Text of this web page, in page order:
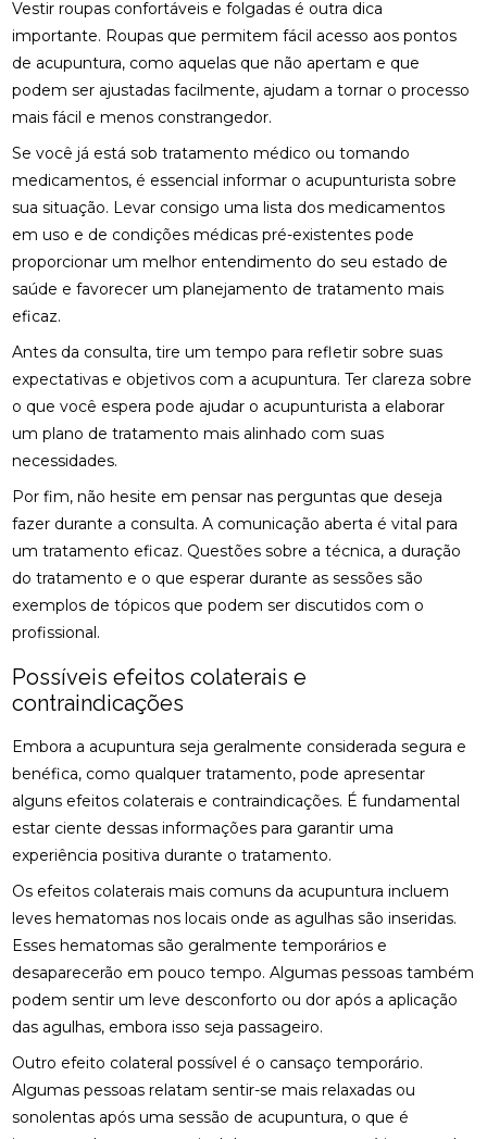
Vestir roupas confortáveis e folgadas é outra dica
importante. Roupas que permitem fácil acesso aos pontos
de acupuntura, como aquelas que não apertam e que
podem ser ajustadas facilmente, ajudam a tornar o processo
mais fácil e menos constrangedor.
Se você já está sob tratamento médico ou tomando
medicamentos, é essencial informar o acupunturista sobre
sua situação. Levar consigo uma lista dos medicamentos
em uso e de condições médicas pré-existentes pode
proporcionar um melhor entendimento do seu estado de
saúde e favorecer um planejamento de tratamento mais
eficaz.
Antes da consulta, tire um tempo para refletir sobre suas
expectativas e objetivos com a acupuntura. Ter clareza sobre
o que você espera pode ajudar o acupunturista a elaborar
um plano de tratamento mais alinhado com suas
necessidades.
Por fim, não hesite em pensar nas perguntas que deseja
fazer durante a consulta. A comunicação aberta é vital para
um tratamento eficaz. Questões sobre a técnica, a duração
do tratamento e o que esperar durante as sessões são
exemplos de tópicos que podem ser discutidos com o
profissional.
Possíveis efeitos colaterais e
contraindicações
Embora a acupuntura seja geralmente considerada segura e
benéfica, como qualquer tratamento, pode apresentar
alguns efeitos colaterais e contraindicações. É fundamental
estar ciente dessas informações para garantir uma
experiência positiva durante o tratamento.
Os efeitos colaterais mais comuns da acupuntura incluem
leves hematomas nos locais onde as agulhas são inseridas.
Esses hematomas são geralmente temporários e
desaparecerão em pouco tempo. Algumas pessoas também
podem sentir um leve desconforto ou dor após a aplicação
das agulhas, embora isso seja passageiro.
Outro efeito colateral possível é o cansaço temporário.
Algumas pessoas relatam sentir-se mais relaxadas ou
sonolentas após uma sessão de acupuntura, o que é
COMO FUNCIONA A CONSULTA COM UM
ACUPUNTURISTA E O QUE ESPERAR
CLÍNICA?
COMO MONTAR SUA CLÍNICA?
CONSULTA COM ACUPUNTURISTA: O QUE ESPERAR
DESCUBRA A ACUPUNTURA RJ: BENEFÍCIOS E
PRÁTICAS
PLANTAR PODE ALIVIAR SUAS DORES
FISIOTERAPIA PODEM TRANSFORMAR SUA SAÚDE
DESCUBRA COMO UM QUIROPRATA PODE
DESCUBRA O PREÇO DA PALMILHA ORTOPÉDICA E
COMO ESCOLHER A IDEAL
COMO ESCOLHER A MELHOR
E COMO ESCOLHER A IDEAL
FATORES IMPORTANTES
DESCUBRA O PREÇO DA PALMILHA SOB MEDIDA: 6
FATORES QUE INFLUENCIAM
DESCUBRA O PREÇO DAS PALMILHAS PARA
FASCITE PLANTAR E COMO ESCOLHER A IDEAL
DESCUBRA ONDE FAZER FISIOTERAPIA
RESPIRATÓRIA COM QUALIDADE E SEGURANÇA
DESCUBRA OS BENEFÍCIOS DA ACUPUNTURA RJ
DESCUBRA OS BENEFÍCIOS DA ACUPUNTURA RJ
PARA SUA SAÚDE E BEM-ESTAR
DESCUBRA OS BENEFÍCIOS DA CLÍNICA DE